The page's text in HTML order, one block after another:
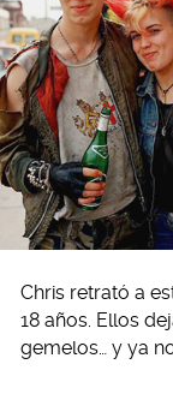
Chris retrató a
18 años. Ellos
gemelos… y ya